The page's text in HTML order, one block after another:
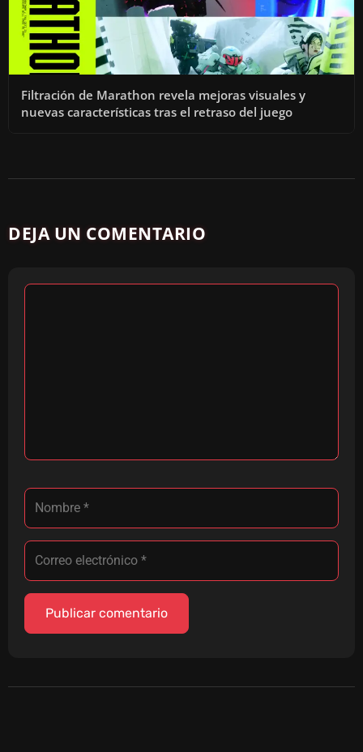
Filtración de Marathon revela mejoras visuales y
nuevas características tras el retraso del juego
DEJA UN COMENTARIO